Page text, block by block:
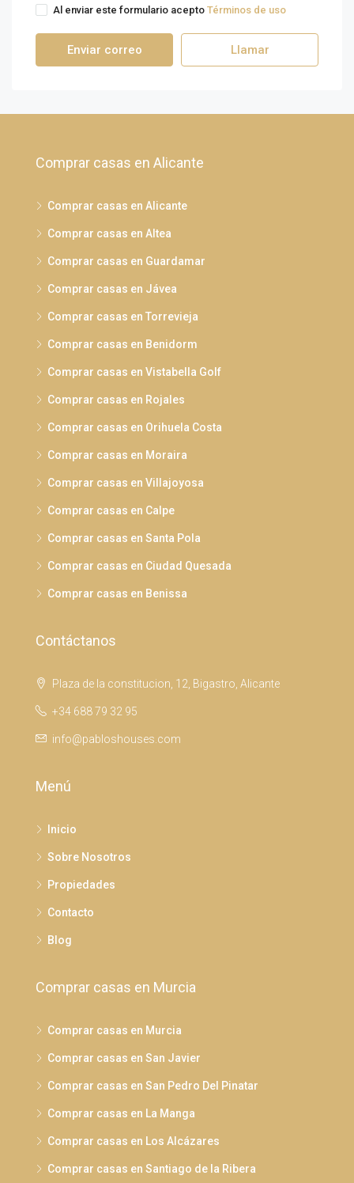
Al enviar este formulario acepto Términos de uso
Enviar correo Llamar
Comprar casas en Alicante
Comprar casas en Alicante
Comprar casas en Altea
Comprar casas en Guardamar
Comprar casas en Jávea
Comprar casas en Torrevieja
Comprar casas en Benidorm
Comprar casas en Vistabella Golf
Comprar casas en Rojales
Comprar casas en Orihuela Costa
Comprar casas en Moraira
Comprar casas en Villajoyosa
Comprar casas en Calpe
Comprar casas en Santa Pola
Comprar casas en Ciudad Quesada
Comprar casas en Benissa
Contáctanos
Plaza de la constitucion, 12, Bigastro, Alicante
+34 688 79 32 95
info@pabloshouses.com
Menú
Inicio
Sobre Nosotros
Propiedades
Contacto
Blog
Comprar casas en Murcia
Comprar casas en Murcia
Comprar casas en San Javier
Comprar casas en San Pedro Del Pinatar
Comprar casas en La Manga
Comprar casas en Los Alcázares
Comprar casas en Santiago de la Ribera